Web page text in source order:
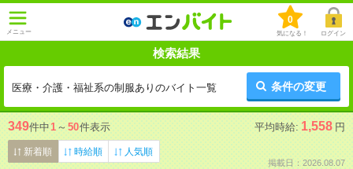
メニュー
0
気になる！ ログイン
検索結果
医療・介護・福祉系の制服ありのバイト一覧 条件の変更
349件中1 ～ 50件表示 平均時給: 1,558 円
新着順 時給順 人気順
掲載日：2026.08.07